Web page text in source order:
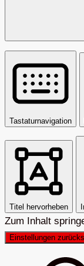
Tastaturnavigation
Titel hervorheben
Zum Inhalt
Einstellungen